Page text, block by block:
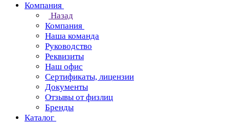
Компания
Назад
Компания
Наша команда
Руководство
Реквизиты
Наш офис
Сертификаты, лицензии
Документы
Отзывы от физлиц
Бренды
Каталог